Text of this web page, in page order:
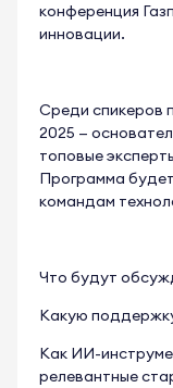
конференция
инновации.
Среди спикеров
2025 —
топовые
Программа
командам
Что будут
Какую
Как ИИ-
релевантные